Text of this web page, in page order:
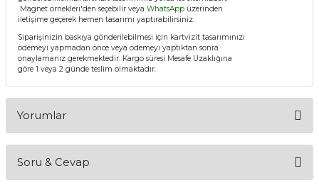
Magnet örnekleri'den seçebilir veya WhatsApp üzerinden
iletişime geçerek hemen tasarımı yaptırabilirsiniz.
Siparişinizin baskıya gönderilebilmesi için kartvizit tasarımınızı
ödemeyi yapmadan önce veya ödemeyi yaptıktan sonra
onaylamanız gerekmektedir. Kargo süresi Mesafe Uzaklığına
göre 1 veya 2 günde teslim olmaktadır.
Yorumlar
Soru & Cevap